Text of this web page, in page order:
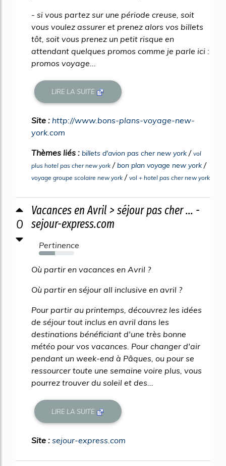
- si vous partez sur une période creuse, soit
vous voulez assurer et prenez alors vos billets
tôt, soit vous prenez un petit risque en
attendant quelques promos comme je parle ici :
promos voyage...
LIRE LA SUITE
Site : http://www.bons-plans-voyage-new-
york.com
Thèmes liés : billets d'avion pas cher new york / vol
plus hotel pas cher new york /bon plan voyage new york /
voyage groupe scolaire new york / vol + hotel pas cher new york
0
Vacances en Avril > séjour pas cher ... -
sejour-express.com
Pertinence
45%
Où partir en vacances en Avril ?
Où partir en séjour all inclusive en avril ?
Pour partir au printemps, découvrez les idées
de séjour tout inclus en avril dans les
destinations bénéficiant d'une très bonne
météo pour vos vacances. Pour changer d'air
pendant un week-end à Pâques, ou pour se
ressourcer toute une semaine voire plus, vous
pourrez trouver du soleil et des...
LIRE LA SUITE
Site : sejour-express.com